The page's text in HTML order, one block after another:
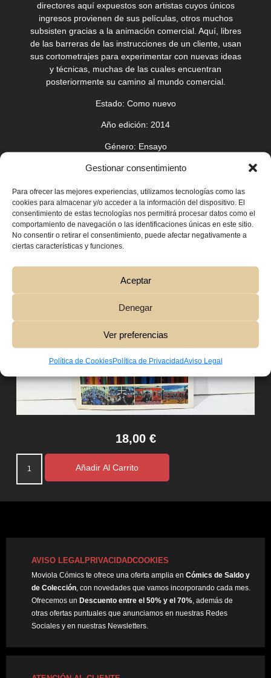
Gestionar consentimiento
Para ofrecer las mejores experiencias, utilizamos tecnologías como las
cookies para almacenar y/o acceder a la información del dispositivo. El
consentimiento de estas tecnologías nos permitirá procesar datos como el
comportamiento de navegación o las identificaciones únicas en este sitio.
No consentir o retirar el consentimiento, puede afectar negativamente a
ciertas características y funciones.
Aceptar
Denegar
Ver preferencias
Política de CookiesPolítica de PrivacidadAviso Legal
directores aquí expuestos son artistas cuyos únicos
ingresos provienen de sus películas, otros muchos
subsisten gracias a la animación comercial. Aquí, libres
de las barreras de las instrucciones de un cliente, usan
sus cortometrajes para experimentar con nuevas ideas
y técnicas, muchas de las cuales encuentran
posteriormente su camino al mundo comercial.
Estado: Como nuevo
Año edición: 2014
Género: Ensayo
Autor:Liz Faber. Helen Walters
Elaboración:Rústica con solapas. 192 páginas.
240×280 mm
Editorial:8 1/2
18,00 €
Añadir Al Carrito
AVISO LEGALPRIVACIDADCOOKIES
Moviola Cómics te ofrece una oferta amplia en Cómics de Saldo y
de Colección, con novedades que vamos incorporando cada mes.
Ofrecemos un Descuento entre el 50% y el 70%, además de
otras ofertas puntuales que anunciamos en nuestras Redes
Sociales y en nuestras Newsletters.